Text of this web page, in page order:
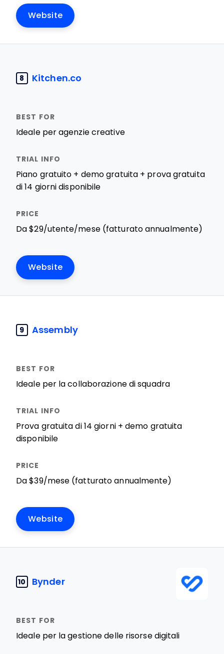
Website
8 Kitchen.co
Ideale per agenzie creative
Piano gratuito + demo gratuita + prova gratuita
di 14 giorni disponibile
Da $29/utente/mese (fatturato annualmente)
Website
9 Assembly
Ideale per la collaborazione di squadra
Prova gratuita di 14 giorni + demo gratuita
disponibile
Da $39/mese (fatturato annualmente)
Website
10 Bynder
Ideale per la gestione delle risorse digitali